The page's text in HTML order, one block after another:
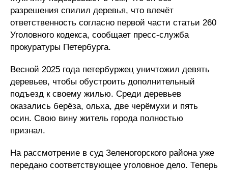
разрешения спилил деревья, что влечёт
ответственность согласно первой части статьи 260
Уголовного кодекса, сообщает пресс-служба
прокуратуры Петербурга.
Весной 2025 года петербуржец уничтожил девять
деревьев, чтобы обустроить дополнительный
подъезд к своему жилью. Среди деревьев
оказались берёза, ольха, две черёмухи и пять
осин. Свою вину житель города полностью
признал.
На рассмотрение в суд Зеленогорского района уже
передано соответствующее уголовное дело. Теперь